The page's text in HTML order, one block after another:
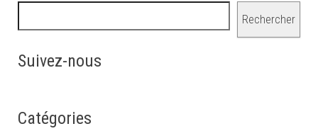
Rechercher
Suivez-nous
Catégories